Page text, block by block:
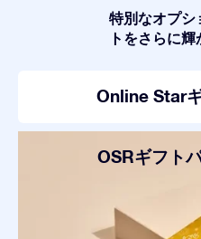
特別なオプシ
トをさらに輝
Online Star
OSRギフト